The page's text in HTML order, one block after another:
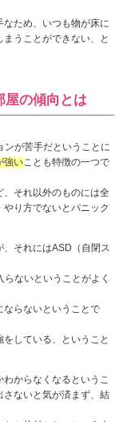
ため、いつも物が床に
うことができない、と
屋の傾向とは
ンが苦手だということに
強い ことも特徴の一つで
それ以外のものには全
り方でないとパニック
それにはASD（自閉ス
ないということがよく
ならないということで
している、ということ
からなくなるというこ
さないと気が済まず、結